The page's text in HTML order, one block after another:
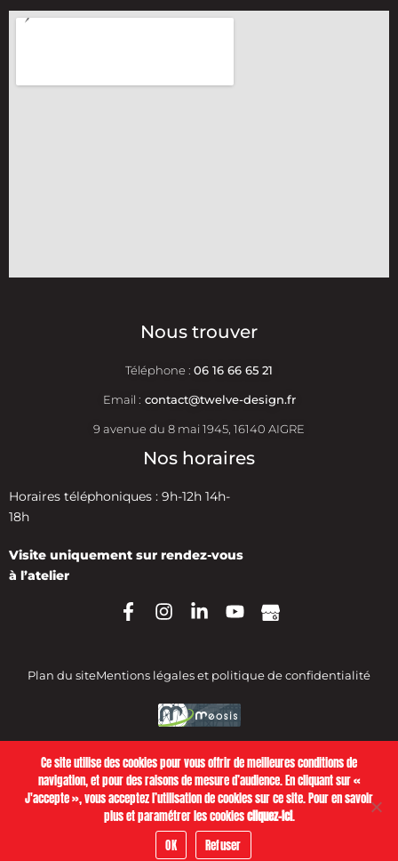
Nous trouver
Téléphone : 06 16 66 65 21
Email : contact@twelve-design.fr
9 avenue du 8 mai 1945, 16140 AIGRE
Nos horaires
Horaires téléphoniques : 9h-12h 14h-
18h
Visite uniquement sur rendez-vous
à l’atelier
Plan du siteMentions légales et politique de confidentialité
Ce site utilise des cookies pour vous offrir de meilleures conditions de
navigation, et pour des raisons de mesure d’audience. En cliquant sur «
J'accepte », vous acceptez l’utilisation de cookies sur ce site. Pour en savoir
plus et paramétrer les cookiescliquez-ici.
OK
Refuser